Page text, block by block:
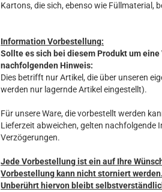
Kartons, die sich, ebenso wie Füllmaterial,
Information Vorbestellung:
Sollte es sich bei diesem Produkt um
nachfolgenden Hinweis:
Dies betrifft nur Artikel, die über unseren
werden nur lagernde Artikel eingestellt).
Für unsere Ware, die vorbestellt werden
Lieferzeit abweichen, gelten nachfolgende
Verzögerungen.
Jede Vorbestellung ist ein auf Ihre
Vorbestellung kann nicht storniert werden.
Unberührt hiervon bleibt